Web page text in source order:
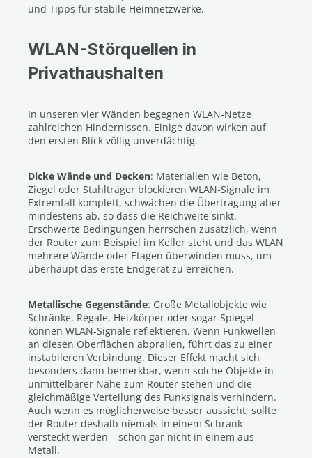
und Tipps für stabile Heimnetzwerke.
WLAN-Störquellen in
Privathaushalten
In unseren vier Wänden begegnen WLAN-Netze
zahlreichen Hindernissen. Einige davon wirken auf
den ersten Blick völlig unverdächtig.
Dicke Wände und Decken: Materialien wie Beton,
Ziegel oder Stahlträger blockieren WLAN-Signale im
Extremfall komplett, schwächen die Übertragung aber
mindestens ab, so dass die Reichweite sinkt.
Erschwerte Bedingungen herrschen zusätzlich, wenn
der Router zum Beispiel im Keller steht und das WLAN
mehrere Wände oder Etagen überwinden muss, um
überhaupt das erste Endgerät zu erreichen.
Metallische Gegenstände: Große Metallobjekte wie
Schränke, Regale, Heizkörper oder sogar Spiegel
können WLAN-Signale reflektieren. Wenn Funkwellen
an diesen Oberflächen abprallen, führt das zu einer
instabileren Verbindung. Dieser Effekt macht sich
besonders dann bemerkbar, wenn solche Objekte in
unmittelbarer Nähe zum Router stehen und die
gleichmäßige Verteilung des Funksignals verhindern.
Auch wenn es möglicherweise besser aussieht, sollte
der Router deshalb niemals in einem Schrank
versteckt werden – schon gar nicht in einem aus
Metall.